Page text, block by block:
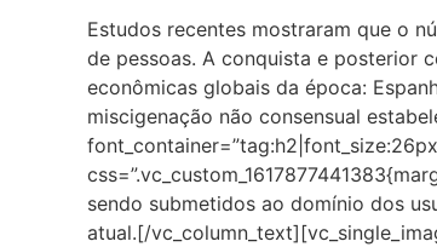
Estudos recentes mostraram que o
de pessoas. A conquista e posterior
econômicas globais da época:
miscigenação não consensual
sendo submetidos ao domínio dos
atual.[/